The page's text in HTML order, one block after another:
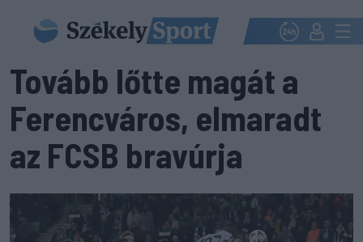
Tovább lőtte magát a
Ferencváros, elmaradt
az FCSB bravúrja